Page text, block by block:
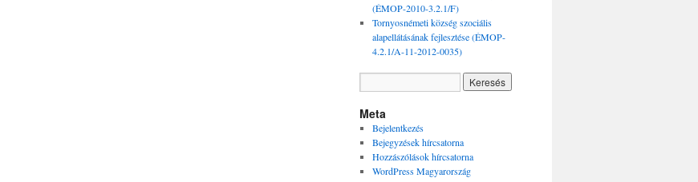
(ÉMOP-2010-3.2.1/F)
Tornyosnémeti község szociális
alapellátásának fejlesztése (ÉMOP-
4.2.1/A-11-2012-0035)
Meta
Bejelentkezés
Bejegyzések hírcsatorna
Hozzászólások hírcsatorna
WordPress Magyarország